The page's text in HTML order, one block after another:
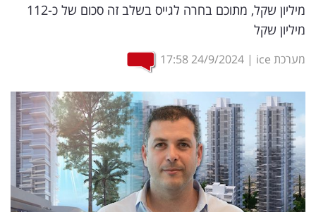
משפט
מדדים
ומחקרים
דעות
רכילות
עסקית
מיליון שקל, מתוכם בחרה לגייס בשלב זה סכום של כ-112
מיליון שקל
מערכת ice |
24/9/2024
17:58